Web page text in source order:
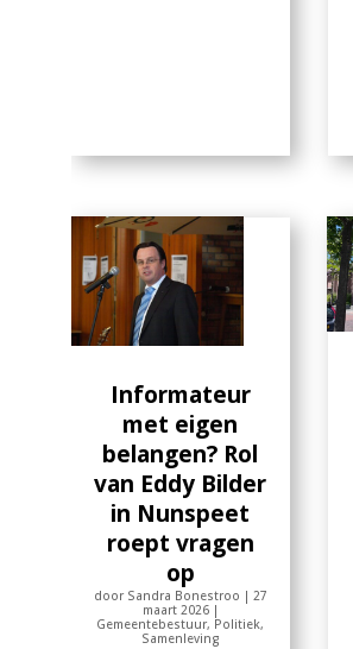
Informateur
met eigen
belangen? Rol
van Eddy Bilder
in Nunspeet
roept vragen
op
door Sandra Bonestroo | 27
maart 2026|
Gemeentebestuur, Politiek,
Samenleving